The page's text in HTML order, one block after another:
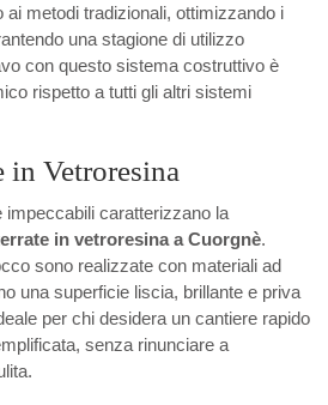
ai metodi tradizionali, ottimizzando i
una stagione di utilizzo
con questo sistema costruttivo è
rispetto a tutti gli altri sistemi
in Vetroresina
impeccabili caratterizzano la
in vetroresina a Cuorgnè.
sono realizzate con materiali ad
una superficie liscia, brillante e priva
per chi desidera un cantiere rapido
senza rinunciare a